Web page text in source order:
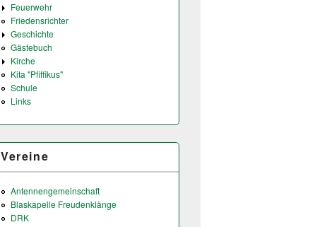
Feuerwehr
Friedensrichter
Geschichte
Gästebuch
Kirche
Kita "Pfiffikus"
Schule
Links
Vereine
Antennengemeinschaft
Blaskapelle Freudenklänge
DRK